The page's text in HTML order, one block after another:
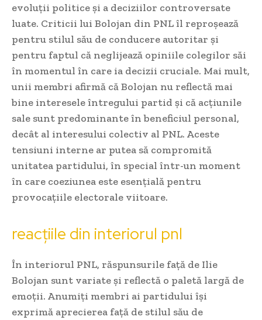
evoluții politice și a deciziilor controversate
luate. Criticii lui Bolojan din PNL îl reproșează
pentru stilul său de conducere autoritar și
pentru faptul că neglijează opiniile colegilor săi
în momentul în care ia decizii cruciale. Mai mult,
unii membri afirmă că Bolojan nu reflectă mai
bine interesele întregului partid și că acțiunile
sale sunt predominante în beneficiul personal,
decât al interesului colectiv al PNL. Aceste
tensiuni interne ar putea să compromită
unitatea partidului, în special într-un moment
în care coeziunea este esențială pentru
provocațiile electorale viitoare.
reacțiile din interiorul pnl
În interiorul PNL, răspunsurile față de Ilie
Bolojan sunt variate și reflectă o paletă largă de
emoții. Anumiți membri ai partidului își
exprimă aprecierea față de stilul său de